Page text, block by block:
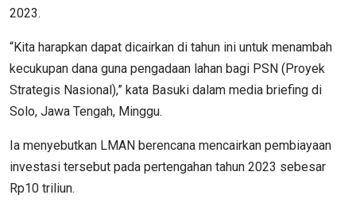
2023.
“Kita harapkan dapat dicairkan di tahun ini untuk menambah
kecukupan dana guna pengadaan lahan bagi PSN (Proyek
Strategis Nasional),” kata Basuki dalam media briefing di
Solo, Jawa Tengah, Minggu.
Ia menyebutkan LMAN berencana mencairkan pembiayaan
investasi tersebut pada pertengahan tahun 2023 sebesar
Rp10 triliun.